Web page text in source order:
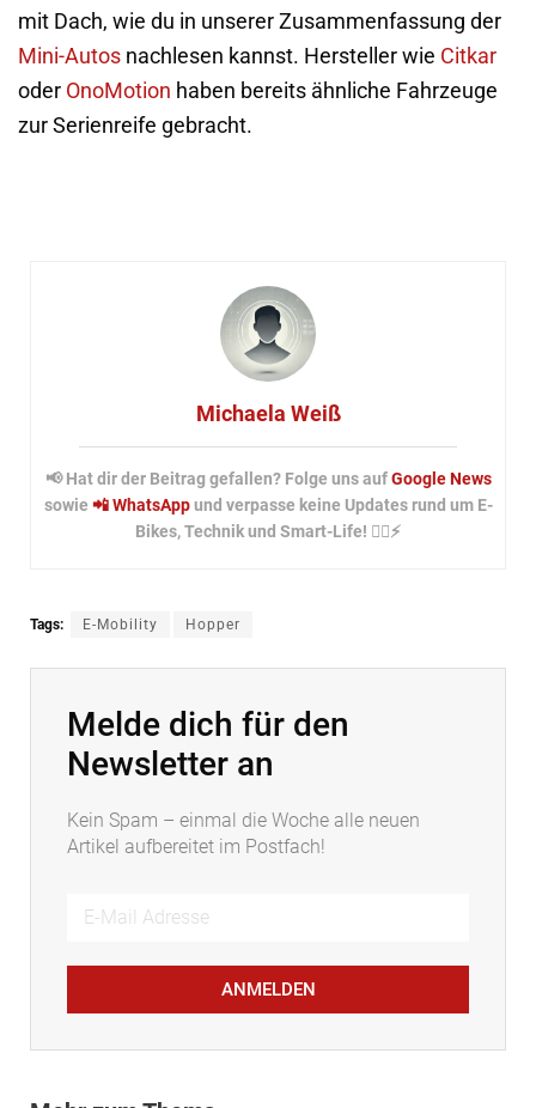
mit Dach, wie du in unserer Zusammenfassung der
Mini-Autos nachlesen kannst. Hersteller wie Citkar
oder OnoMotion haben bereits ähnliche Fahrzeuge
zur Serienreife gebracht.
Michaela Weiß
📢 Hat dir der Beitrag gefallen? Folge uns aufGoogle News
sowie 📲 WhatsAppund verpasse keine Updates rund um E-
Bikes, Technik und Smart-Life! 🚴‍♂️⚡
Tags: E-Mobility Hopper
Melde dich für den
Newsletter an
Kein Spam – einmal die Woche alle neuen
Artikel aufbereitet im Postfach!
ANMELDEN